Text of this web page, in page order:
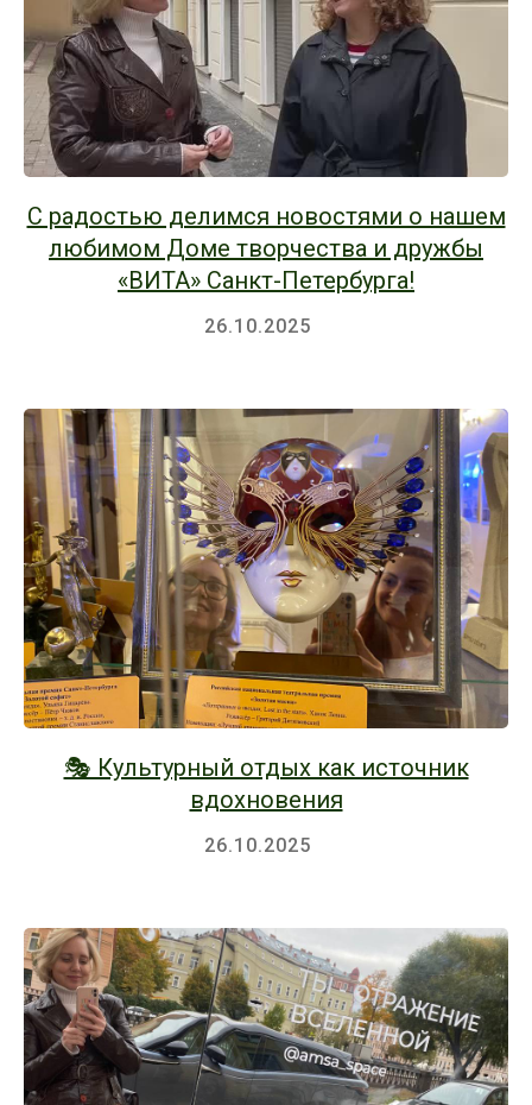
С радостью делимся новостями о нашем
любимом Доме творчества и дружбы
«ВИТА» Санкт-Петербурга!
26.10.2025
🎭 Культурный отдых как источник
вдохновения
26.10.2025